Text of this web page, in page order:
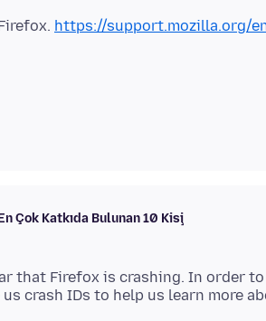
https://support.mozilla.org/
Çok Katkıda Bulunan 10 Kişi
that Firefox is crashing. In order